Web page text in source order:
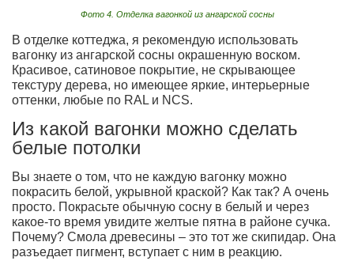
Фото 4. Отделка вагонкой из ангарской сосны
В отделке коттеджа, я рекомендую использовать
вагонку из ангарской сосны окрашенную воском.
Красивое, сатиновое покрытие, не скрывающее
текстуру дерева, но имеющее яркие, интерьерные
оттенки, любые по RAL и NCS.
Из какой вагонки можно сделать
белые потолки
Вы знаете о том, что не каждую вагонку можно
покрасить белой, укрывной краской? Как так? А очень
просто. Покрасьте обычную сосну в белый и через
какое-то время увидите желтые пятна в районе сучка.
Почему? Смола древесины – это тот же скипидар. Она
разъедает пигмент, вступает с ним в реакцию.